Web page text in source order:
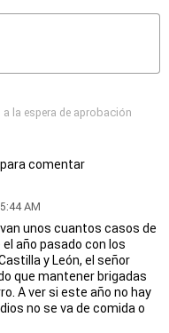
la espera de aprobación
para comentar
AM
unos cuantos casos de
año pasado con los
y León, el señor
que mantener brigadas
A ver si este año no hay
no se va de comida o